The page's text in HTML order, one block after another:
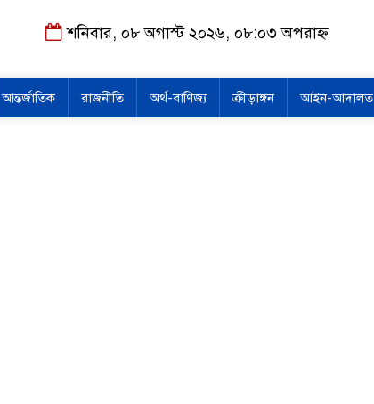
শনিবার, ০৮ অগাস্ট ২০২৬, ০৮:০৩ অপরাহ্ন
আন্তর্জাতিক রাজনীতি অর্থ-বাণিজ্য ক্রীড়াঙ্গন আইন-আদালত